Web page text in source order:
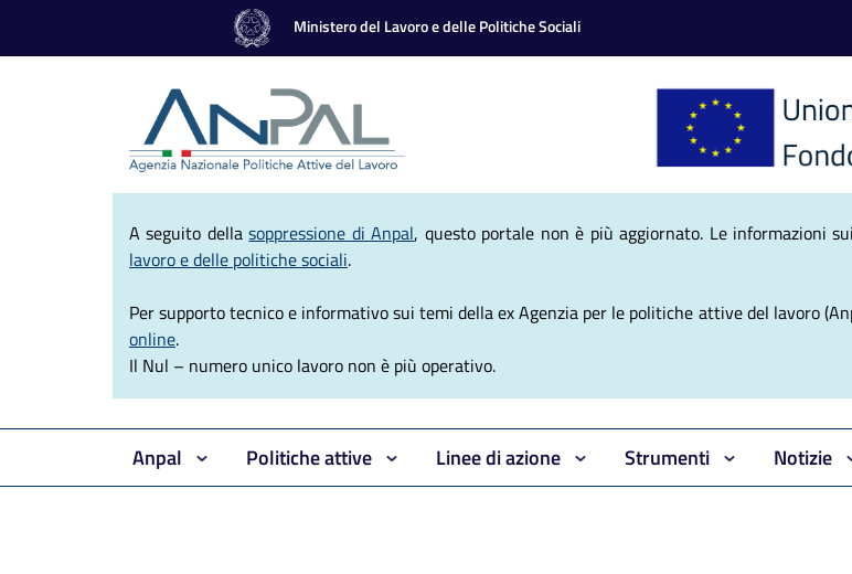
Ministero del Lavoro e delle Politiche Sociali
Agenzia Nazionale
A seguito dellasoppressione di Anpal, questo portale non è più aggiornato. Le informazioni
lavoro e delle politiche sociali.
Per supporto tecnico e informativo sui temi della ex Agenzia per le politiche attive del lavoro
online.
Il Nul – numero unico lavoro non è più operativo.
Anpal Politiche attive Linee di azione Strumenti Notizie